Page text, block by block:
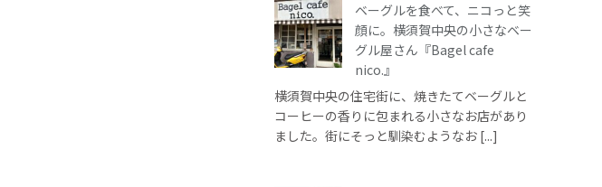
ベーグルを食べて、ニコっと笑
顔に。横須賀中央の小さなベー
グル屋さん『Bagel cafe
nico.』
横須賀中央の住宅街に、焼きたてベーグルと
コーヒーの香りに包まれる小さなお店があり
ました。街にそっと馴染むようなお [...]